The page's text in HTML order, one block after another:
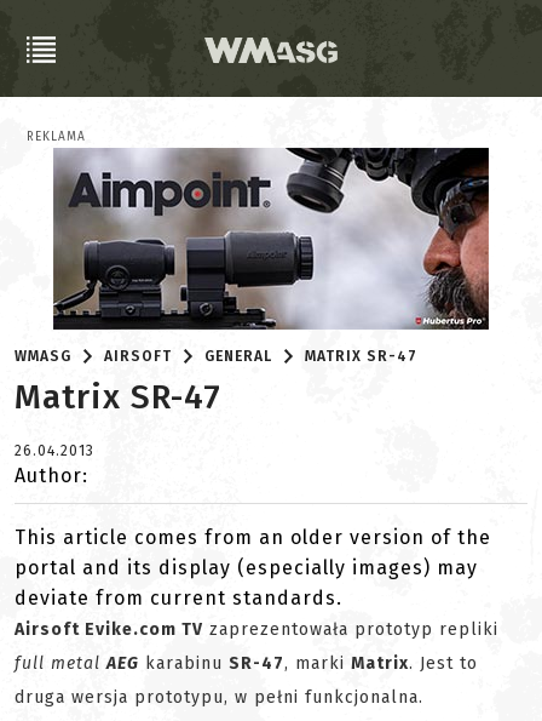
REKLAMA
WMASG AIRSOFT GENERAL MATRIX SR-47
Matrix SR-47
26.04.2013
Author:
This article comes from an older version of the
portal and its display (especially images) may
deviate from current standards.
Airsoft Evike.com TV zaprezentowała prototyp repliki
full metalAEG karabinu SR-47, marki Matrix. Jest to
druga wersja prototypu, w pełni funkcjonalna.